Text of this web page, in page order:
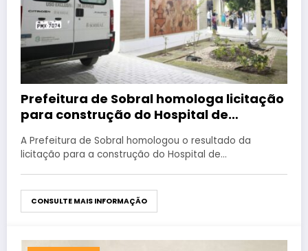
Prefeitura de Sobral homologa licitação
para construção do Hospital de
A Prefeitura de Sobral homologou o resultado da
licitação para a construção do Hospital de…
CONSULTE MAIS INFORMAÇÃO